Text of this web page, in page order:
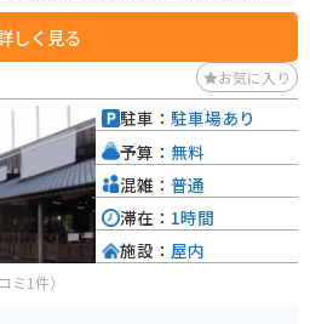
ト饅頭も販売されています。大人にも子
です。
しく見る
お気に入り
ミ1件）
駐車： 駐車場あり
予算： 無料
混雑： 普通
滞在： 1時間
施設： 屋内